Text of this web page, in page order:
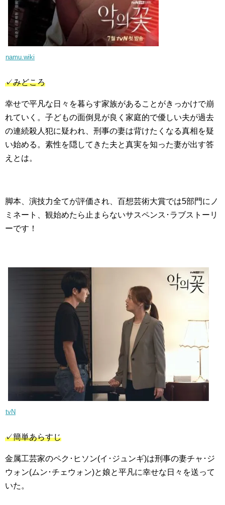
namu.wiki
✓みどころ
幸せで平凡な日々を暮らす家族があることがきっかけで崩
れていく。子どもの面倒見が良く家庭的で優しい夫が過去
の連続殺人犯に疑われ、刑事の妻は背けたくなる真相を疑
い始める。素性を隠してきた夫と真実を知った妻が出す答
えとは。
脚本、演技力全てが評価され、百想芸術大賞では5部門にノ
ミネート、観始めたら止まらないサスペンス･ラブストーリ
ーです！
tvN
✓簡単あらすじ
金属工芸家のペク･ヒソン(イ･ジュンギ)は刑事の妻チャ･ジ
ウォン(ムン･チェウォン)と娘と平凡に幸せな日々を送って
いた。